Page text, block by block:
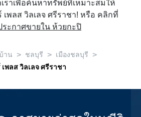
ราเพื่อค้นหาทรัพย์ที่เหมาะสมให้
ลส วิลเลจ ศรีราชา! หรือ คลิกที่
ะกาศขายใน ห้วยกะปิ
าน > ชลบุรี > เมืองชลบุรี >
พลส วิลเลจ ศรีราชา